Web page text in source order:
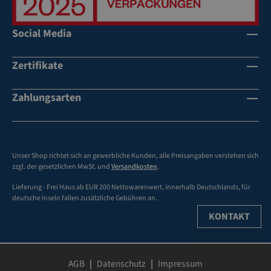
ch
-
u
d
rs
o
äd
en
vo
n
sc
de
Social Media
Zertifikate
Zahlungsarten
Unser Shop richtet sich an gewerbliche Kunden, alle Preisangaben verstehen sich
zzgl. der gesetzlichen MwSt. undVersandkosten.
Lieferung - Frei Haus ab EUR 200 Nettowarenwert, innerhalb Deutschlands, für
deutsche Inseln fallen zusätzliche Gebühren an.
AGB Datenschutz Impressum
KONTAKT